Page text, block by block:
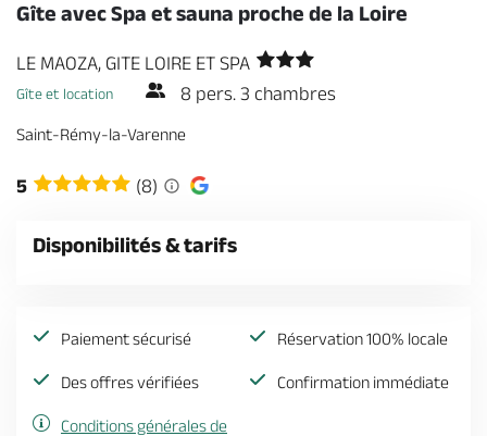
Séjours, cadeaux
Billetterie en ligne
Gîte avec Spa et sauna proche de la Loire
LE MAOZA, GITE LOIRE ET SPA
Gîte et location 8 pers. 3 chambres
Saint-Rémy-la-Varenne
5 (8)
Disponibilités & tarifs
Paiement sécurisé Réservation 100% locale
Des offres vérifiées Confirmation immédiate
Conditions générales de